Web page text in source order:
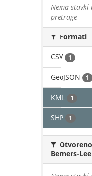
Nema
pretrage
Formati
CSV 1
GeoJSON 1
KML 1
SHP 1
Berners-